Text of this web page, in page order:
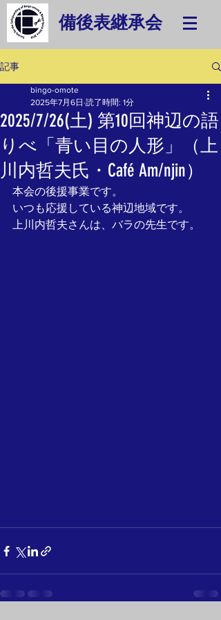
備後表継承会
記事
2025/7/26(土) 第10回神辺の語
りべ「青い目の人形」（上
川内哲夫氏・Café Am/njin）
bingo-omote
2025年7月6日 読了時間: 1分
本会の後援事業です。
いつも応援している神辺地域です。
上川内哲夫さんは、バラの先生です。